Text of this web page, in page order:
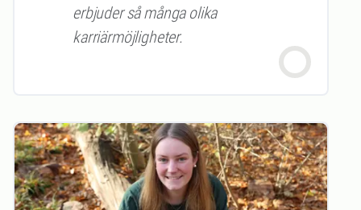
erbjuder så många olika
karriärmöjligheter.